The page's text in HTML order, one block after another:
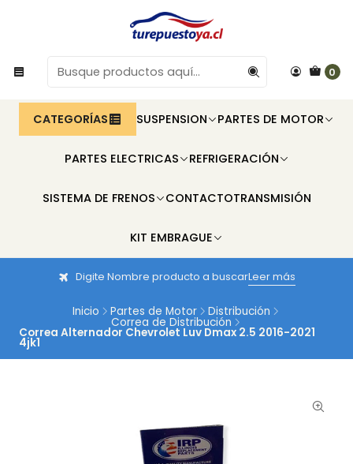
0
CATEGORÍAS SUSPENSION PARTES DE MOTOR
PARTES ELECTRICAS REFRIGERACIÓN
SISTEMA DE FRENOS CONTACTOTRANSMISIÓN
KIT EMBRAGUE
Digite Nombre producto a buscarLeer más
Inicio Partes de Motor Distribución
Correa de Distribución
Correa Alternador Chevrolet Luv Dmax 2.5 2016-2021
4jk1